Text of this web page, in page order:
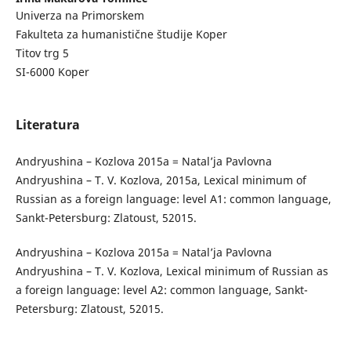
Univerza na Primorskem
Fakulteta za humanistične študije Koper
Titov trg 5
SI-6000 Koper
Literatura
Andryushina – Kozlova 2015a = Natal’ja Pavlovna
Andryushina – T. V. Kozlova, 2015a, Lexical minimum of
Russian as a foreign language: level A1: common language,
Sankt-Petersburg: Zlatoust, 52015.
Andryushina – Kozlova 2015a = Natal’ja Pavlovna
Andryushina – T. V. Kozlova, Lexical minimum of Russian as
a foreign language: level A2: common language, Sankt-
Petersburg: Zlatoust, 52015.